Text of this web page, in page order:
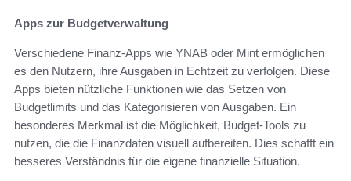
Apps zur Budgetverwaltung
Verschiedene Finanz-Apps wie YNAB oder Mint ermöglichen
es den Nutzern, ihre Ausgaben in Echtzeit zu verfolgen. Diese
Apps bieten nützliche Funktionen wie das Setzen von
Budgetlimits und das Kategorisieren von Ausgaben. Ein
besonderes Merkmal ist die Möglichkeit, Budget-Tools zu
nutzen, die die Finanzdaten visuell aufbereiten. Dies schafft ein
besseres Verständnis für die eigene finanzielle Situation.